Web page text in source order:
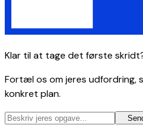
Klar til at tage det første
Fortæl os om jeres udfordring,
konkret plan.